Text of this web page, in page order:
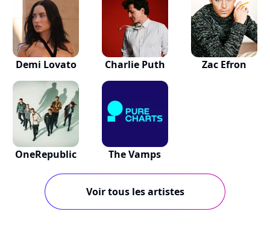
Demi Lovato Charlie Puth Zac Efron
OneRepublic The Vamps
Voir tous les artistes